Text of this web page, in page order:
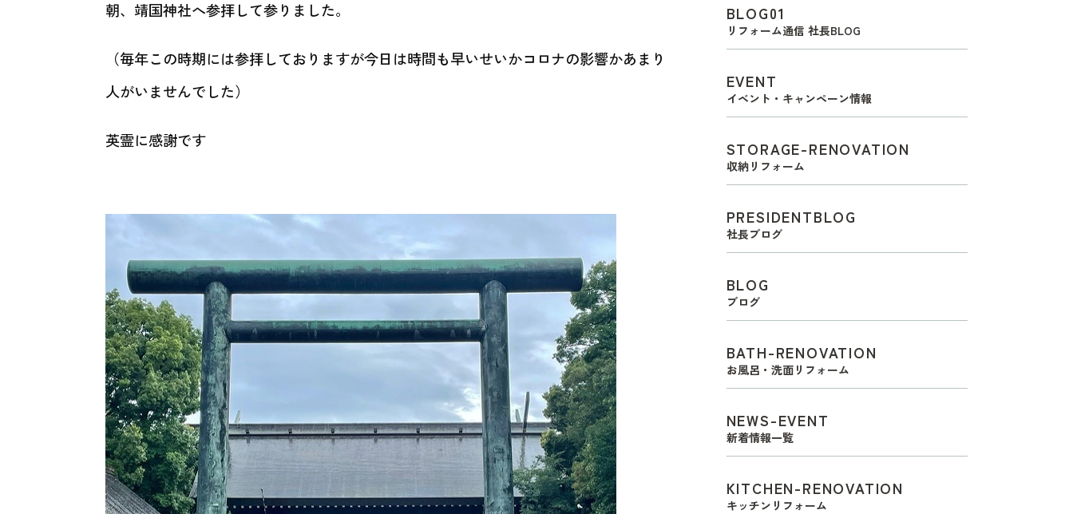
朝、靖国神社へ参拝して参りました。
（毎年この時期には参拝しておりますが今日は時間も早いせいかコロナの影響かあまり
人がいませんでした）
英霊に感謝です
BLOG01
リフォーム通信 社長BLOG
EVENT
イベント・キャンペーン情報
STORAGE-RENOVATION
収納リフォーム
PRESIDENTBLOG
社長ブログ
BLOG
ブログ
BATH-RENOVATION
お風呂・洗面リフォーム
NEWS-EVENT
新着情報一覧
KITCHEN-RENOVATION
キッチンリフォーム